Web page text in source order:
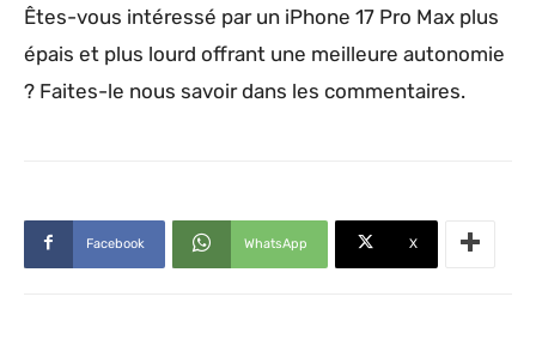
Êtes-vous intéressé par un iPhone 17 Pro Max plus
épais et plus lourd offrant une meilleure autonomie
? Faites-le nous savoir dans les commentaires.
Facebook WhatsApp X